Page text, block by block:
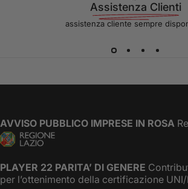
Assistenza Clienti
assistenza cliente sempre
AVVISO PUBBLICO IMPRESE IN ROSA
PLAYER 22 PARITA’ DI GENERE
per l’ottenimento della certificazione